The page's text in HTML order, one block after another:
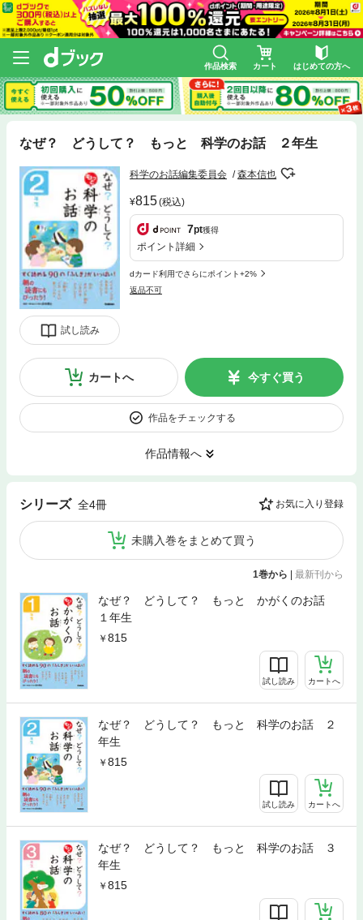
作品検索 カート はじめての方へ
なぜ？ どうして？ もっと 科学のお話 ２年生
試し読み
科学のお話編集委員会 森本信也
815(税込)
7pt獲得
ポイント詳細
dカード利用でさらにポイント+2%
返品不可
カートへ 今すぐ買う
作品をチェックする
作品情報へ
シリーズ 全4冊 お気に入り登録
未購入巻をまとめて買う
1巻から 最新刊から
なぜ？ どうして？ もっと かがくのお話
１年生
815
試し読み カートへ
なぜ？ どうして？ もっと 科学のお話 ２
年生
815
試し読み カートへ
なぜ？ どうして？ もっと 科学のお話 ３
年生
815